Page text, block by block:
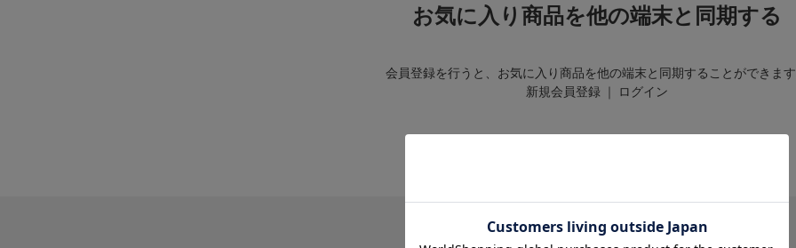
お気に入り商品を他の端末と同期する
会員登録を行うと、お気に入り商品を他の端末と同期することができます
新規会員登録 ｜ ログイン